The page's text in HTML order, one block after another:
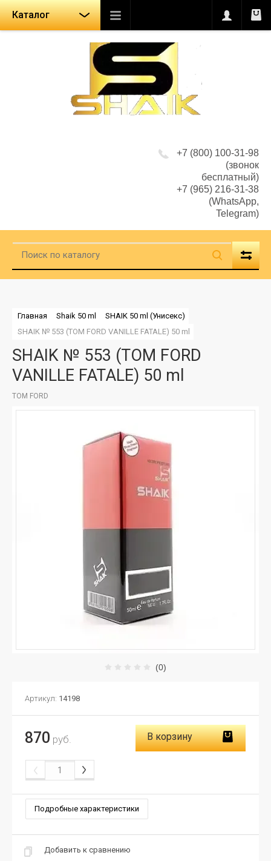
Каталог
+7 (800) 100-31-98
(звонок
бесплатный)
+7 (965) 216-31-38
(WhatsApp,
Telegram)
Главная Shaik 50 ml
SHAIK 50 ml (Унисекс)
SHAIK № 553 (TOM FORD VANILLE FATALE) 50 ml
SHAIK № 553 (TOM FORD
VANILLE FATALE) 50 ml
TOM FORD
(0)
Артикул: 14198
870 руб. В корзину
Подробные характеристики
Добавить к сравнению